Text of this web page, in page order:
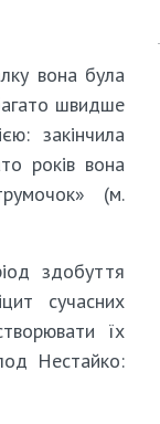
вона була
швидше
закінчила
років вона
(м.
здобуття
сучасних
їх
Нестайко: